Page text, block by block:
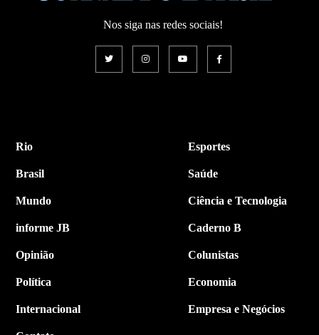
Nos siga nas redes sociais!
Rio
Brasil
Mundo
informe JB
Opinião
Política
Internacional
Esportes
Saúde
Ciência e Tecnologia
Caderno B
Colunistas
Economia
Empresa e Negócios